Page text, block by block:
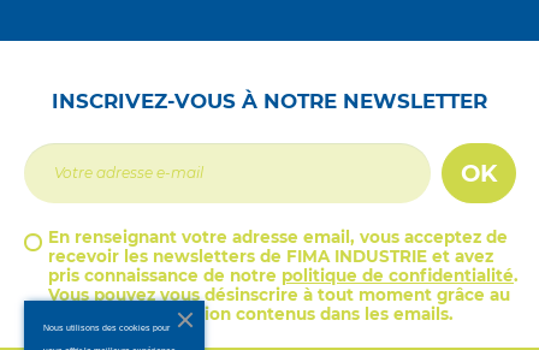
INSCRIVEZ-VOUS À NOTRE NEWSLETTER
OK
En renseignant votre adresse email, vous acceptez de
recevoir les newsletters de FIMA INDUSTRIE et avez
pris connaissance de notre politique de confidentialité.
Vous pouvez vous désinscrire à tout moment grâce au
lien de désinscription contenus dans les emails.
Nous utilisons des cookies pour